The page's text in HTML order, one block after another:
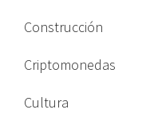
Construcción
Criptomonedas
Cultura